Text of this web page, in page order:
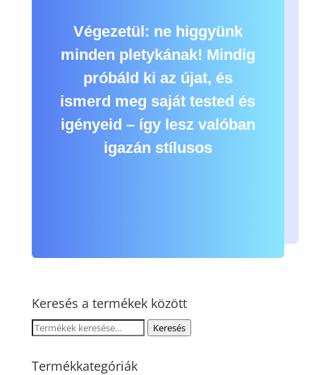
Végezetül: ne higgyünk
minden pletykának! Mindig
próbáld ki az újat, és
ismerd meg saját tested és
igényeid – így lesz valóban
igazán stílusos
Keresés a termékek között
Keresés
következőre:
Keresés
Termékkategóriák